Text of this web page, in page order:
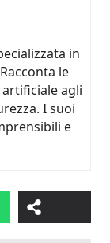
in
le
agli
I suoi
e